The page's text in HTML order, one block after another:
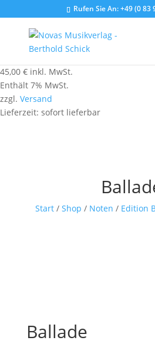
Rufen Sie An:+49 (0 83
45,00 € inkl. MwSt.
Enthält 7% MwSt.
zzgl. Versand
Lieferzeit: sofort lieferbar
Start/ Shop / Noten / Edition
Ballade